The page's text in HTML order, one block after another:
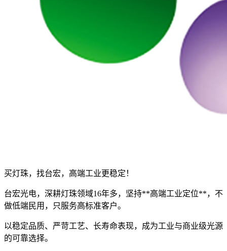
买灯珠，找台宏，高端工业更稳定！
台宏光电，深耕灯珠领域16年多，坚持**高端工业定位**，不
做低端民用，只服务高标准客户。
以稳定品质、严苛工艺、长寿命表现，成为工业与商业级光源
的可靠选择。